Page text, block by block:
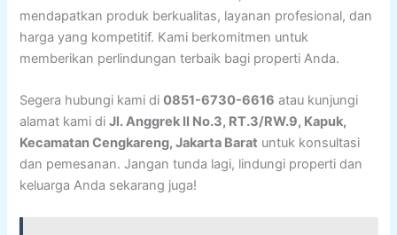
mendapatkan produk berkualitas, layanan profesional, dan
harga yang kompetitif. Kami berkomitmen untuk
memberikan perlindungan terbaik bagi properti Anda.
Segera hubungi kami di0851-6730-6616 atau kunjungi
alamat kami diJl. Anggrek II No.3, RT.3/RW.9, Kapuk,
Kecamatan Cengkareng, Jakarta Barat untuk konsultasi
dan pemesanan. Jangan tunda lagi, lindungi properti dan
keluarga Anda sekarang juga!